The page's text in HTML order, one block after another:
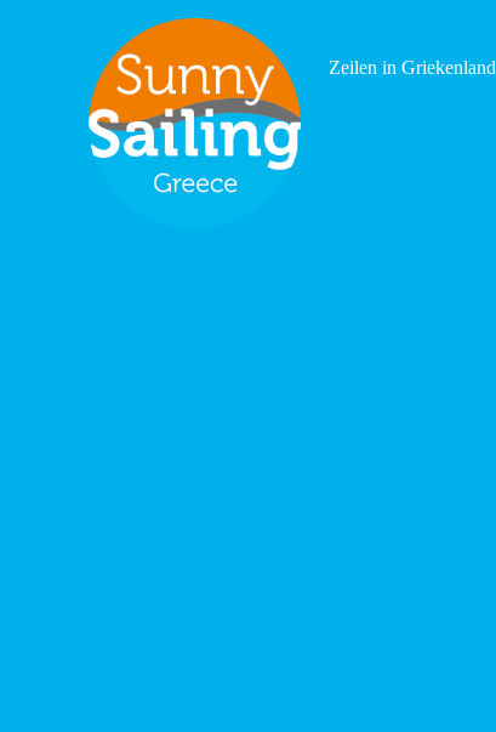
Zeilen in Griekenland